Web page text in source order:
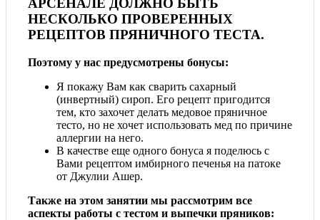
АРСЕНАЛЕ ДОЛЖНО БЫТЬ
НЕСКОЛЬКО ПРОВЕРЕННЫХ
РЕЦЕПТОВ ПРЯНИЧНОГО ТЕСТА.
Поэтому у нас предусмотрены бонусы:
Я покажу Вам как сварить сахарный
(инвертный) сироп. Его рецепт пригодится
тем, кто захочет делать медовое пряничное
тесто, но не хочет использовать мед по причине
аллергии на него.
В качестве еще одного бонуса я поделюсь с
Вами рецептом имбирного печенья на патоке
от Джулии Ашер.
Также на этом занятии мы рассмотрим все
аспекты работы с тестом и выпечки пряников: